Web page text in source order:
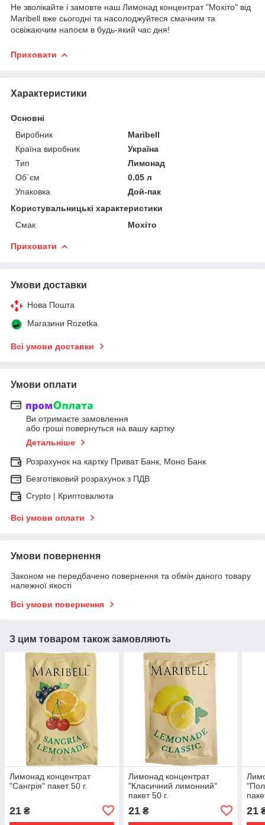
Не зволікайте і замовте наш Лимонад концентрат "Мохіто" від
Maribell вже сьогодні та насолоджуйтеся смачним та
освіжаючим напоєм в будь-який час дня!
Приховати
Характеристики
Основні
Виробник
Maribell
Країна виробник
Україна
Тип
Лимонад
Об`єм
0.05 л
Упаковка
Дой-пак
Користувальницькі характеристики
Смак
Мохіто
Приховати
Умови доставки
Нова Пошта
Магазини Rozetka
Всі умови доставки
Умови оплати
Ви отримаєте замовлення
або гроші повернуться на вашу картку
Детальніше
Розрахунок на картку Приват Банк, Моно Банк
Безготівковий розрахунок з ПДВ
Crypto | Криптовалюта
Всі умови оплати
Умови повернення
Законом не передбачено повернення та обмін даного товару
належної якості
Всі умови повернення
З цим товаром також замовляють
Лимонад концентрат
"Сангрія" пакет 50 г.
21 ₴
Лимонад концентрат
"Класичний лимонний"
пакет 50 г.
21₴ 21